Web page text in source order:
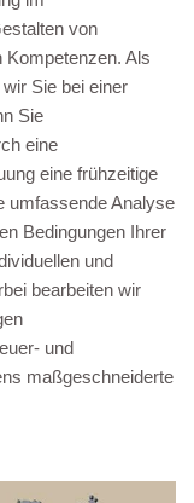
von
Kompetenzen. Als
Sie bei einer
Sie
eine
eine frühzeitige
umfassende Analyse
Bedingungen Ihrer
und
bearbeiten wir
und
maßgeschneiderte